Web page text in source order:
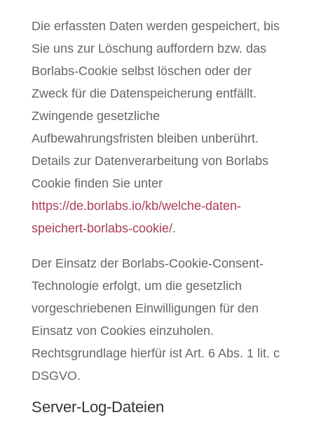
Die erfassten Daten werden gespeichert, bis
Sie uns zur Löschung auffordern bzw. das
Borlabs-Cookie selbst löschen oder der
Zweck für die Datenspeicherung entfällt.
Zwingende gesetzliche
Aufbewahrungsfristen bleiben unberührt.
Details zur Datenverarbeitung von Borlabs
Cookie finden Sie unter
https://de.borlabs.io/kb/welche-daten-
speichert-borlabs-cookie/.
Der Einsatz der Borlabs-Cookie-Consent-
Technologie erfolgt, um die gesetzlich
vorgeschriebenen Einwilligungen für den
Einsatz von Cookies einzuholen.
Rechtsgrundlage hierfür ist Art. 6 Abs. 1 lit. c
DSGVO.
Server-Log-Dateien